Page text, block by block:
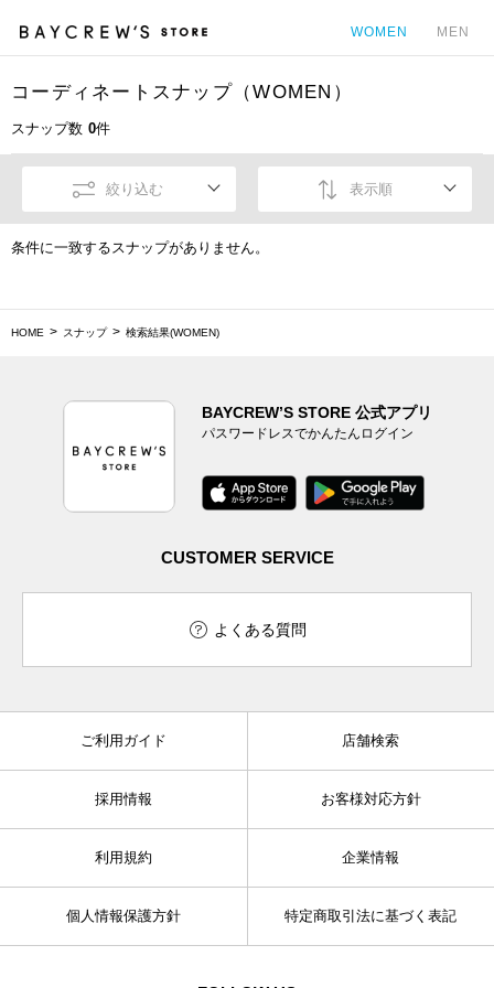
WOMEN MEN
コーディネートスナップ（WOMEN）
スナップ数 0件
絞り込む 表示順
条件に一致するスナップがありません。
HOME スナップ 検索結果(WOMEN)
BAYCREW’S STORE 公式アプリ
パスワードレスでかんたんログイン
CUSTOMER SERVICE
よくある質問
ご利用ガイド 店舗検索
採用情報 お客様対応方針
利用規約 企業情報
個人情報保護方針 特定商取引法に基づく表記